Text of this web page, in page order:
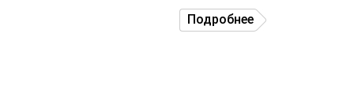
Подробнее